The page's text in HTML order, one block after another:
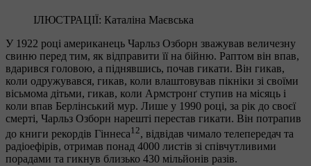
ІЛЮСТРАЦІЇ: Каталіна Маєвська
У 1922 році американець Чарльз Озборн зважував величезну
свиню перед тим, як відправити її на бійню. Раптом він впав,
вдарився головою, а піднявшись, почав гикати. Він гикав,
коли одружувався, гикав, коли влаштовував пікніки зі своїми
вісьмома дітьми, гикав, коли Армстронґ ступив на місяць і
коли впав Берлінський мур. Лише у 1990 році, за рік до своєї
смерті, Чарльз Озборн нарешті перестав гикати. Він потрапив
до книги рекордів Гіннеса12, відвідав чимало телепередач та
радіоефірів, отримав понад 4000 листів зі співчутливими
порадами та гикнув близько 430 мільйонів разів.